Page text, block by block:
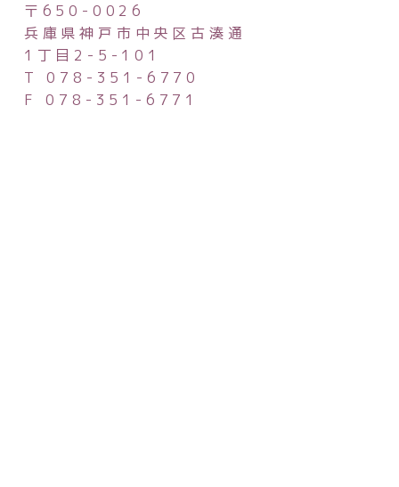
〒650-0026
兵庫県神戸市中央区古湊通
1丁目2-5-101
T 078-351-6770
F 078-351-6771